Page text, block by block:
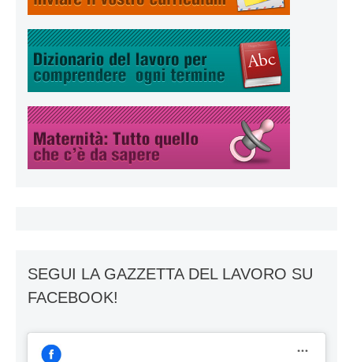
SEGUI LA GAZZETTA DEL LAVORO SU
FACEBOOK!